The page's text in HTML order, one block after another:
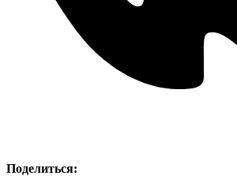
Поделиться: